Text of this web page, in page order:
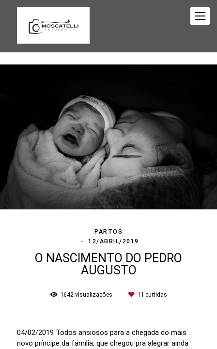
PARTOS
12/ABRIL/2019
O NASCIMENTO DO PEDRO
AUGUSTO
1642visualizações 11 curtidas
04/02/2019 Todos ansiosos para a chegada do mais
novo príncipe da família, que chegou pra alegrar ainda